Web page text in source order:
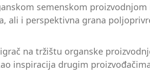
semenskom
ali i perspektivna grana
na tržištu organske
inspiracija drugim